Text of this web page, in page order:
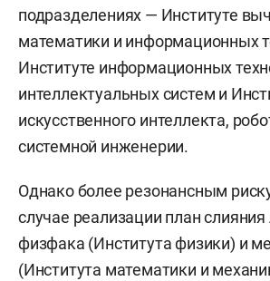
подразделениях — Институте
математики и информационных
Институте информационных
интеллектуальных систем и
искусственного интеллекта,
системной инженерии.
Однако более резонансным
случае реализации план
физфака (Института физики) и
(Института математики и